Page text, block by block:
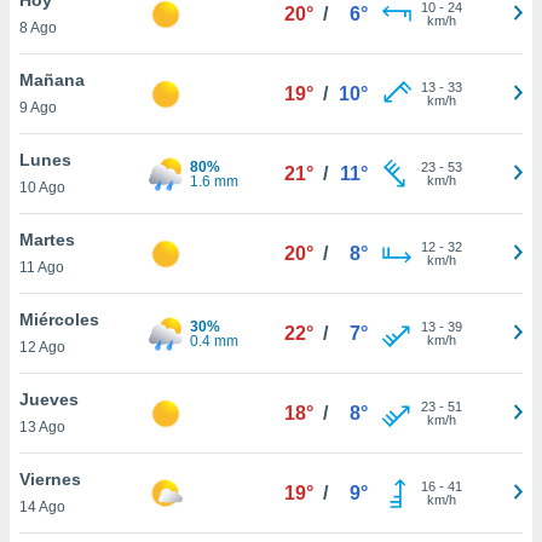
en
más
nuestra
de
cookies
aceptar
8 Ago
20° / 6° 10- 24
km/h
Mañana
9 Ago
19° / 10° 13- 33
km/h
Lunes
10 Ago
80%
1.6 mm
21° / 11° 23- 53
km/h
Martes
11 Ago
20° / 8° 12- 32
km/h
Miércoles
12 Ago
30%
0.4 mm
22° / 7° 13- 39
km/h
Jueves
13 Ago
18° / 8° 23- 51
km/h
Viernes
14 Ago
19° / 9° 16- 41
km/h